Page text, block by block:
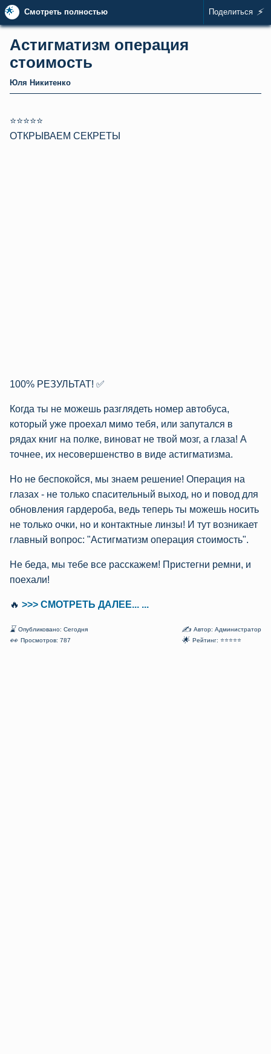
🌟 Смотреть полностью Поделиться ⚡
Астигматизм операция
стоимость
Юля Никитенко
⭐⭐⭐⭐⭐
ОТКРЫВАЕМ СЕКРЕТЫ
100% РЕЗУЛЬТАТ! ✅
Когда ты не можешь разглядеть номер автобуса,
который уже проехал мимо тебя, или запутался в
рядах книг на полке, виноват не твой мозг, а глаза! А
точнее, их несовершенство в виде астигматизма.
Но не беспокойся, мы знаем решение! Операция на
глазах - не только спасительный выход, но и повод для
обновления гардероба, ведь теперь ты можешь носить
не только очки, но и контактные линзы! И тут возникает
главный вопрос: "Астигматизм операция стоимость".
Не беда, мы тебе все расскажем! Пристегни ремни, и
поехали!
🔥 >>> СМОТРЕТЬ ДАЛЕЕ... ...
⌛ Опубликовано: Сегодня
👀 Просмотров: 787
✍ Автор: Администратор
🌟 Рейтинг: ⭐⭐⭐⭐⭐